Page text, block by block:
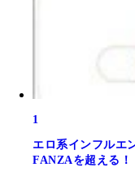
1
エロ系インフルエ
FANZAを超える！